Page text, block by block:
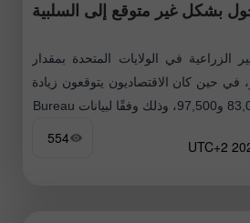
بشكل غير متوقع إلى السلبية
في الولايات المتحدة بمقدار
في حين كان الاقتصاديون يتوقعون زيادة
554